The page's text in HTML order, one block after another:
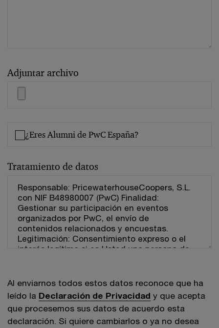
Adjuntar archivo
¿Eres Alumni de PwC España?
Tratamiento de datos
Al enviarnos todos estos datos reconoce que ha
leído la Declaración de Privacidad y que acepta
que procesemos sus datos de acuerdo esta
declaración. Si quiere cambiarlos o ya no desea